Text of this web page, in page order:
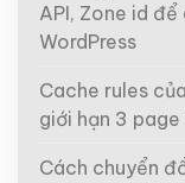
API, Zone id
WordPress
Cache rules
giới hạn 3 page
Cách chuyển